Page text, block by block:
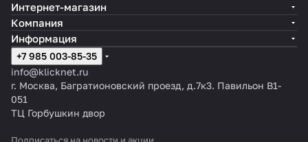
Интернет-магазин
Компания
Информация
+7 985 003-85-35
info@klicknet.ru
г. Москва, Багратионовский проезд, д.7к3. Павильон B1-
051
ТЦ Горбушкин двор